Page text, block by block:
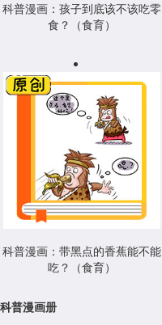
科普漫画：孩子到底该不该吃零
食？（食育）
科普漫画：带黑点的香蕉能不能
吃？（食育）
科普漫画册